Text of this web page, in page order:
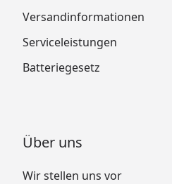
Versandinformationen
Serviceleistungen
Batteriegesetz
Über uns
Wir stellen uns vor